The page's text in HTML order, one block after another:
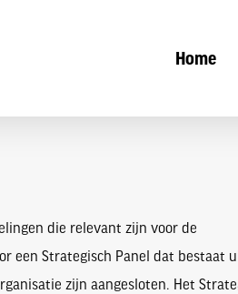
Home
die relevant zijn voor de
een Strategisch Panel dat bestaat
zijn aangesloten. Het